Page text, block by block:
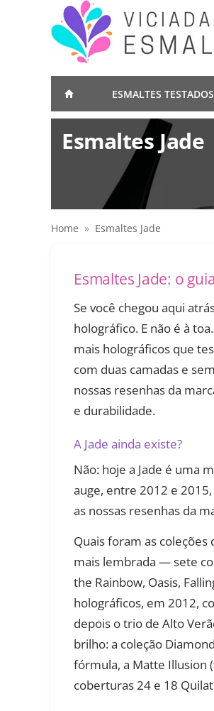
ESMALTES TESTADOS
Esmaltes Jade
Home » Esmaltes Jade
Esmaltes Jade: o
Se você chegou aqui
holográfico. E não é à
mais holográficos que
com duas camadas e
nossas resenhas da
e durabilidade.
A Jade ainda existe?
Não: hoje a Jade é uma
auge, entre 2012 e
as nossas resenhas da
Quais foram as
mais lembrada — sete
the Rainbow, Oasis,
holográficos, em 2012,
depois o trio de Alto
brilho: a coleção
fórmula, a Matte Illusion
coberturas 24 e 18